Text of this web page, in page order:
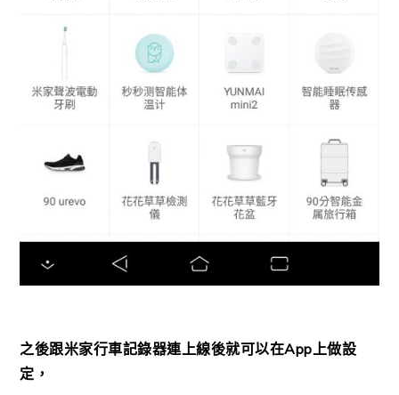
之後跟米家行車記錄器連上線後就可以在App上做設
定，